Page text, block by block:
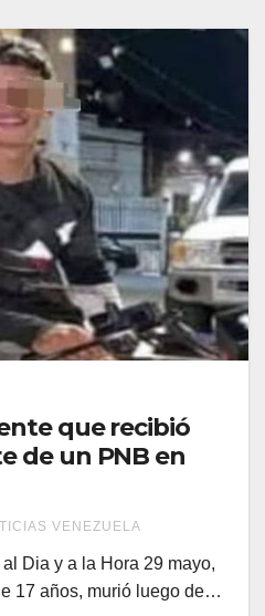
que recibió
de un PNB en
VENEZUELA
Dia y a la Hora 29 mayo,
17 años, murió luego de…